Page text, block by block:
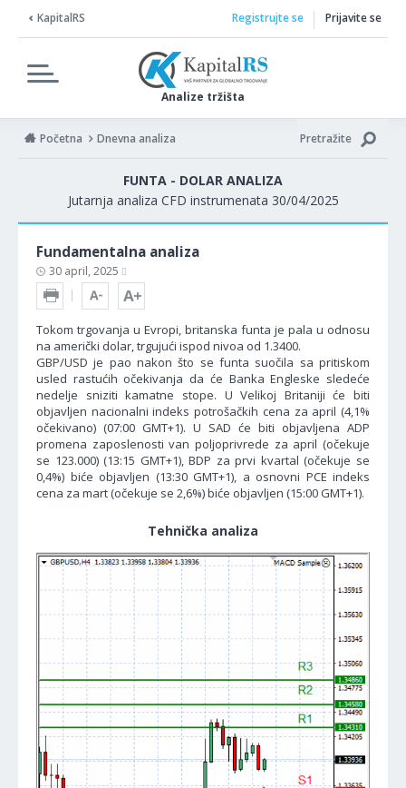
KapitalRS
Analize tržišta
Registrujte se Prijavite se
Početna Dnevna analiza Pretražite
FUNTA - DOLAR ANALIZA
Jutarnja analiza CFD instrumenata 30/04/2025
Fundamentalna analiza
30 april, 2025
Tokom trgovanja u Evropi, britanska funta je pala u odnosu
na američki dolar, trgujući ispod nivoa od 1.3400.
GBP/USD je pao nakon što se funta suočila sa pritiskom
usled rastućih očekivanja da će Banka Engleske sledeće
nedelje sniziti kamatne stope. U Velikoj Britaniji će biti
objavljen nacionalni indeks potrošačkih cena za april (4,1%
očekivano) (07:00 GMT+1). U SAD će biti objavljena ADP
promena zaposlenosti van poljoprivrede za april (očekuje
se 123.000) (13:15 GMT+1), BDP za prvi kvartal (očekuje se
0,4%) biće objavljen (13:30 GMT+1), a osnovni PCE indeks
cena za mart (očekuje se 2,6%) biće objavljen (15:00 GMT+1).
Tehnička analiza